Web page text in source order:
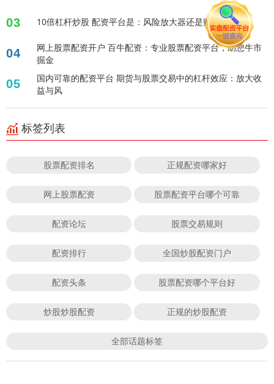
03 10倍杠杆炒股 配资平台是：风险放大器还是财富加速器？
04
网上股票配资开户 百牛配资：专业股票配资平台，助您牛市
掘金
05
国内可靠的配资平台 期货与股票交易中的杠杆效应：放大收
益与风
标签列表
股票配资排名 正规配资哪家好
网上股票配资 股票配资平台哪个可靠
配资论坛 股票交易规则
配资排行 全国炒股配资门户
配资头条 股票配资哪个平台好
炒股炒股配资 正规的炒股配资
全部话题标签